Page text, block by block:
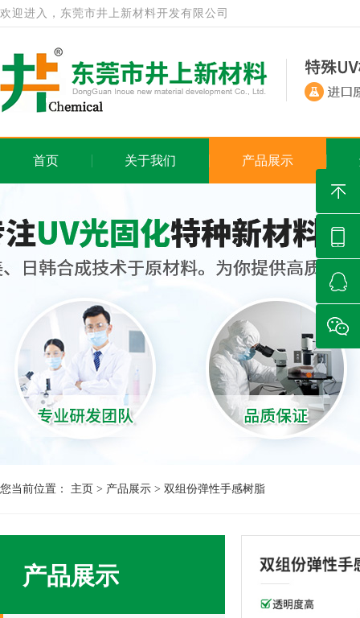
欢迎进入，东莞市井上新材料开发有限公司
首页 关于我们 产品展示
您当前位置： 主页 > 产品展示 > 双组份弹性手感树脂
产品展示